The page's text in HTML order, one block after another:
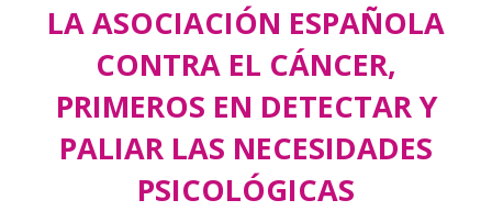
LA ASOCIACIÓN ESPAÑOLA
CONTRA EL CÁNCER,
PRIMEROS EN DETECTAR Y
PALIAR LAS NECESIDADES
PSICOLÓGICAS